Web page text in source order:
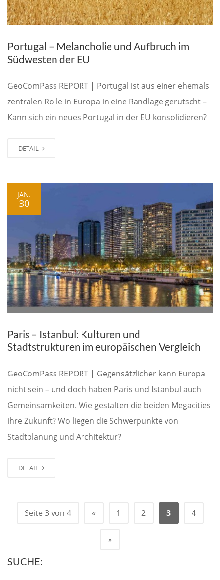
Portugal – Melancholie und Aufbruch im
Südwesten der EU
GeoComPass REPORT | Portugal ist aus einer ehemals
zentralen Rolle in Europa in eine Randlage gerutscht –
Kann sich ein neues Portugal in der EU konsolidieren?
DETAIL
JAN.
30
Paris – Istanbul: Kulturen und
Stadtstrukturen im europäischen Vergleich
GeoComPass REPORT | Gegensätzlicher kann Europa
nicht sein – und doch haben Paris und Istanbul auch
Gemeinsamkeiten. Wie gestalten die beiden Megacities
ihre Zukunft? Wo liegen die Schwerpunkte von
Stadtplanung und Architektur?
DETAIL
Seite 3 von 4 « 1 2 3 4
»
SUCHE: